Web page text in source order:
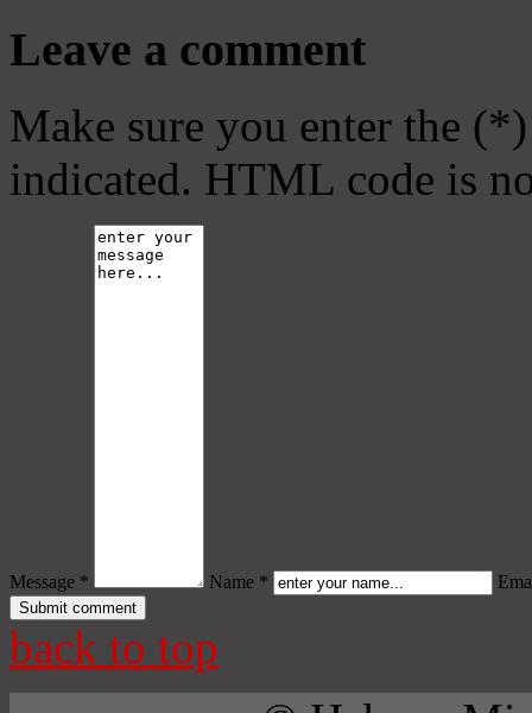
Leave a comment
Make sure you enter the
indicated. HTML code is
Message * Name *
back to top